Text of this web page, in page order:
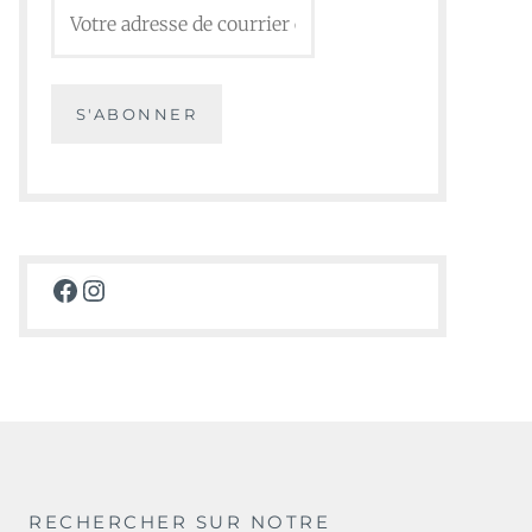
Facebook
Instagram
RECHERCHER SUR NOTRE